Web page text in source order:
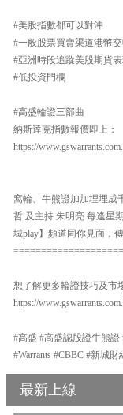
#美股指數都可以對沖
#一般股票買賣渠道港幣
#亞洲時段追蹤美股期貨
#低投資門欄
#高盛輪證三部曲
納斯達克指數報價即上：
https://
窩輪、牛熊證加加埋埋成
哲 及主持 朱明亮 每逢星
城play】頻道同你見面，
想了解更多輪證技巧及市
https://
#高盛 #高盛認股證牛熊證
#Warrants #CBBC #新城
最新上線